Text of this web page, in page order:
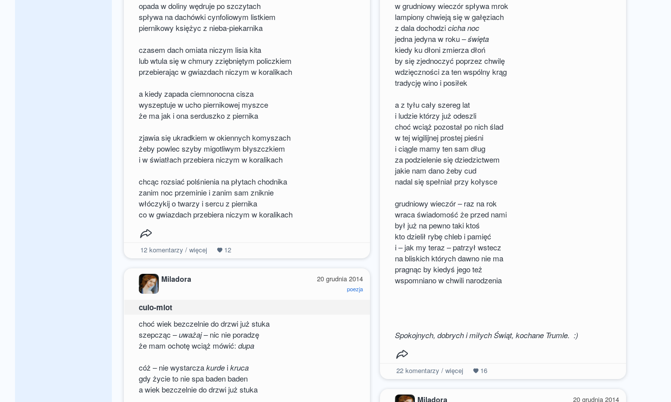
opada w doliny wędruje po szczytach
spływa na dachówki cynfoliowym listkiem
piernikowy księżyc z nieba-piekarnika
czasem dach omiata niczym lisia kita
lub wtula się w chmury zziębniętym policzkiem
przebierając w gwiazdach niczym w koralikach
a kiedy zapada ciemnonocna cisza
wyszeptuje w ucho piernikowej myszce
że ma jak i ona serduszko z piernika
zjawia się ukradkiem w okiennych komyszach
żeby powlec szyby migotliwym błyszczkiem
i w światłach przebiera niczym w koralikach
chcąc rozsiać polśnienia na płytach chodnika
zanim noc przeminie i zanim sam zniknie
włóczykij o twarzy i sercu z piernika
co w gwiazdach przebiera niczym w koralikach
12komentarzy / więcej 12
w grudniowy wieczór spływa mrok
lampiony chwieją się w gałęziach
z dala dochodzicicha noc
jedna jedyna w roku –święta
kiedy ku dłoni zmierza dłoń
by się zjednoczyć poprzez chwilę
wdzięczności za ten wspólny krąg
tradycję wino i posiłek
a z tyłu cały szereg lat
i ludzie którzy już odeszli
choć wciąż pozostał po nich ślad
w tej wigilijnej prostej pieśni
i ciągle mamy ten sam dług
za podzielenie się dziedzictwem
jakie nam dano żeby cud
nadal się spełniał przy kołysce
grudniowy wieczór – raz na rok
wraca świadomość że przed nami
był już na pewno taki ktoś
kto dzielił rybę chleb i pamięć
i – jak my teraz – patrzył wstecz
na bliskich których dawno nie ma
pragnąc by kiedyś jego też
wspomniano w chwili narodzenia
Spokojnych, dobrych i miłych Świąt, kochane Trumle. :)
22komentarzy / więcej 16
20 grudnia 2014
poezja
Miladora
culo-miot
choć wiek bezczelnie do drzwi już stuka
szepcząc –uważaj– nic nie poradzę
że mam ochotę wciąż mówić:dupa
cóż – nie wystarczakurde ikruca
gdy życie to nie spa baden baden
a wiek bezczelnie do drzwi już stuka
20 grudnia 2014
Miladora